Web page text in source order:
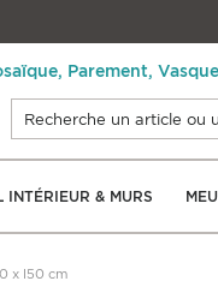
Parement,
INTÉRIEUR & MURS
x l50 cm